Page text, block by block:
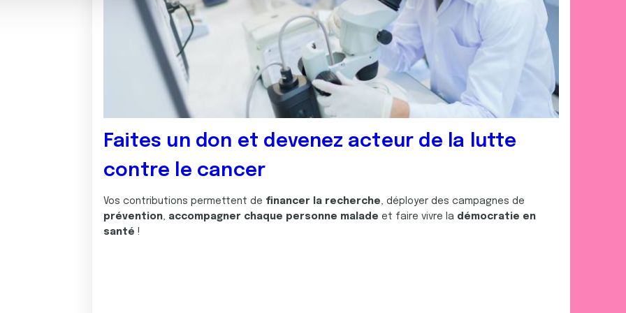
Faites un don et devenez acteur de la lutte
contre le cancer
Vos contributions permettent de financer la recherche, déployer des campagnes de
prévention, accompagner chaque personne malade et faire vivre la démocratie en
santé !